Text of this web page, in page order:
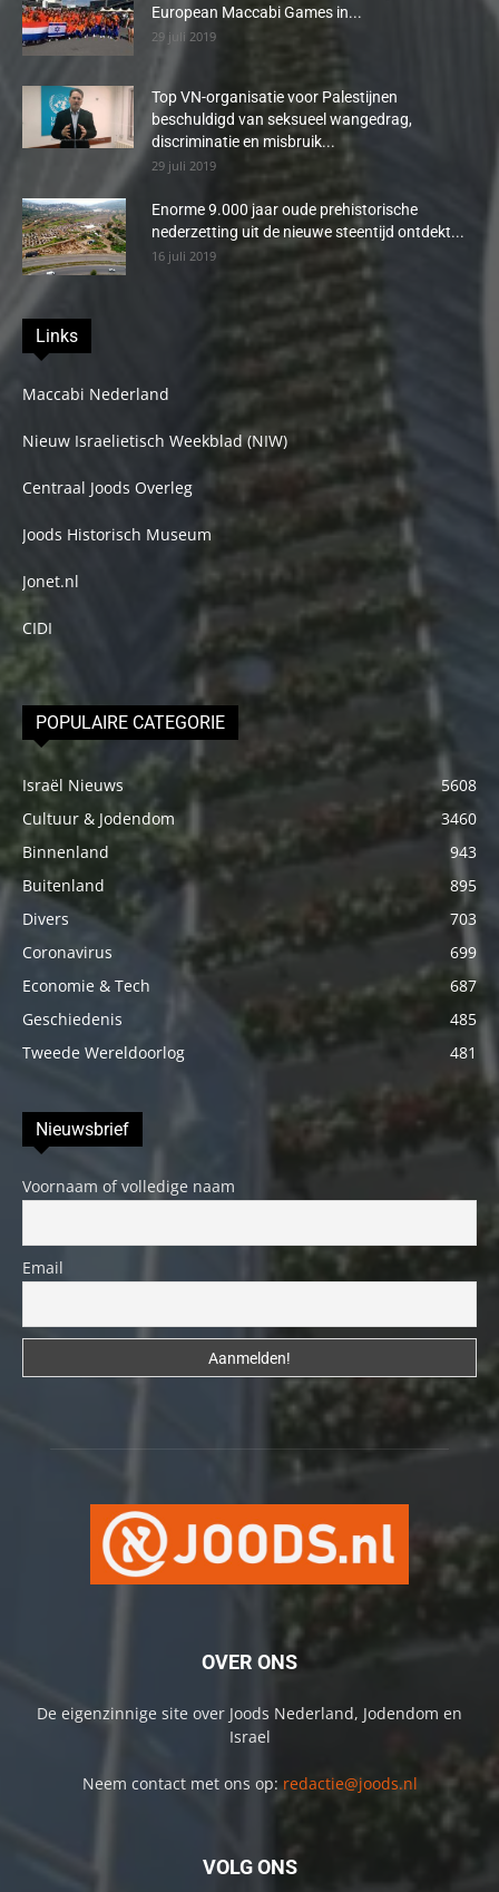
European Maccabi Games in...
29 juli 2019
Top VN-organisatie voor Palestijnen
beschuldigd van seksueel wangedrag,
discriminatie en misbruik...
29 juli 2019
Enorme 9.000 jaar oude prehistorische
nederzetting uit de nieuwe steentijd ontdekt...
16 juli 2019
Links
Maccabi Nederland
Nieuw Israelietisch Weekblad (NIW)
Centraal Joods Overleg
Joods Historisch Museum
Jonet.nl
CIDI
POPULAIRE CATEGORIE
Israël Nieuws
5608
Cultuur & Jodendom
3460
Binnenland
943
Buitenland
895
Divers
703
Coronavirus
699
Economie & Tech
687
Geschiedenis
485
Tweede Wereldoorlog
481
Nieuwsbrief
Voornaam of volledige naam
Email
OVER ONS
De eigenzinnige site over Joods Nederland, Jodendom en
Israel
Neem contact met ons op: redactie@joods.nl
VOLG ONS